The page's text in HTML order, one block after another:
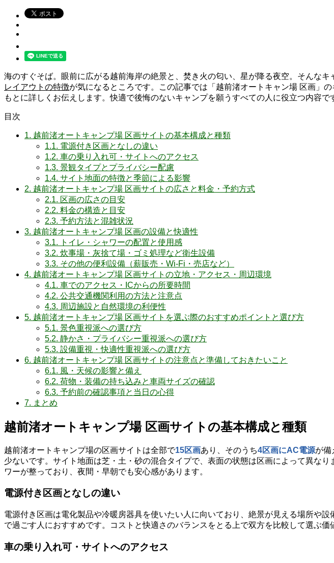
海のすぐそば。眼前に広がる越前海岸の絶景と、焚き火の匂い、星が降る夜空。そんな
レイアウトの特徴が気になるところです。この記事では「越前渚オートキャン場 区画」
もとに詳しくお伝えします。快適で後悔のないキャンプを願うすべての人に役立つ内容で
目次
1. 越前渚オートキャンプ場 区画サイトの基本構成と種類
1.1. 電源付き区画となしの違い
1.2. 車の乗り入れ可・サイトへのアクセス
1.3. 景観タイプとプライバシー配慮
1.4. サイト地面の特徴と季節による影響
2. 越前渚オートキャンプ場 区画サイトの広さと料金・予約方式
2.1. 区画の広さの目安
2.2. 料金の構造と目安
2.3. 予約方法と混雑状況
3. 越前渚オートキャンプ場 区画の設備と快適性
3.1. トイレ・シャワーの配置と使用感
3.2. 炊事場・灰捨て場・ゴミ処理など衛生設備
3.3. その他の便利設備（薪販売・Wi-Fi・売店など）
4. 越前渚オートキャンプ場 区画サイトの立地・アクセス・周辺環境
4.1. 車でのアクセス・ICからの所要時間
4.2. 公共交通機関利用の方法と注意点
4.3. 周辺施設と自然環境の利便性
5. 越前渚オートキャンプ場 区画サイトを選ぶ際のおすすめポイントと選び方
5.1. 景色重視派への選び方
5.2. 静かさ・プライバシー重視派への選び方
5.3. 設備重視・快適性重視派への選び方
6. 越前渚オートキャンプ場 区画サイトの注意点と準備しておきたいこと
6.1. 風・天候の影響と備え
6.2. 荷物・装備の持ち込みと車両サイズの確認
6.3. 予約前の確認事項と当日の心得
7. まとめ
越前渚オートキャンプ場 区画サイトの基本構成と種類
越前渚オートキャンプ場の区画サイトは全部で15区画あり、そのうち4区画にAC電源が備
少ないです。サイト地面は芝・土・砂の混合タイプで、表面の状態は区画によって異な
ワーが整っており、夜間・早朝でも安心感があります。
電源付き区画となしの違い
電源付き区画は電化製品や冷暖房器具を使いたい人に向いており、絶景が見える場所や
で過ごす人におすすめです。コストと快適さのバランスをとる上で双方を比較して選ぶ価
車の乗り入れ可・サイトへのアクセス